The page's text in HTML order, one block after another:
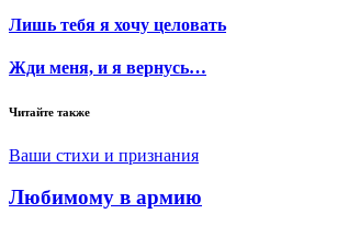
Лишь тебя я хочу целовать
Жди меня, и я вернусь…
Читайте также
Ваши стихи и признания
Любимому в армию